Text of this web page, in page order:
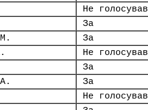
Не голосував
За
За
Не голосував
За
За
Не голосував